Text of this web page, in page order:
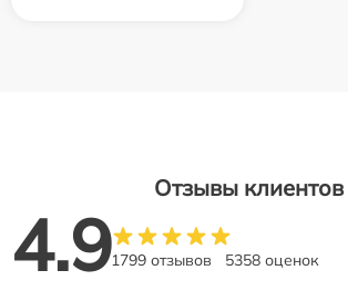
Отзывы клиентов
4.91799 отзывов 5358 оценок